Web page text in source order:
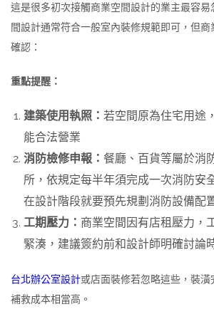
這是很多初次接觸商業空間設計的業主最容易
間設計通常符合一般室內裝修規範即可，但
確認：
重點提醒：
建築使用執照： 若空間原為住宅用途
能合法營業
消防檢修申報： 餐廳、百貨等屬於消
所，依規定每半年須完成一次消防安
在設計階段就要預先規劃消防設備配
工期壓力： 商業空間因有店租壓力，
緊湊，建議簽約前和設計師明確討論
台北辦公室設計或店面裝修若忽略這些，裝潢
補救成本相當高。